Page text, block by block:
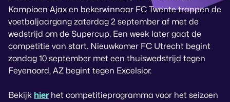
Kampioen Ajax en bekerwinnaar FC Twente trappen de
voetbaljaargang zaterdag 2 september af met de
wedstrijd om de Supercup. Een week later gaat de
competitie van start. Nieuwkomer FC Utrecht begint
zondag 10 september met een thuiswedstrijd tegen
Feyenoord, AZ begint tegen Excelsior.
Bekijk hierhet competitieprogramma voor het seizoen